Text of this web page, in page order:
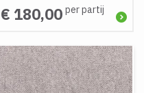
€ 180,00 per partij